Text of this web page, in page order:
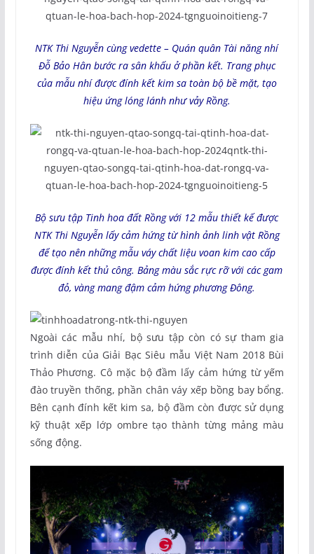
NTK Thi Nguyễn cùng vedette – Quán quân Tài năng nhí
Đỗ Bảo Hân bước ra sân khấu ở phần kết. Trang phục
của mẫu nhí được đính kết kim sa toàn bộ bề mặt, tạo
hiệu ứng lóng lánh như vảy Rồng.
Bộ sưu tập Tinh hoa đất Rồng với 12 mẫu thiết kế được
NTK Thi Nguyễn lấy cảm hứng từ hình ảnh linh vật Rồng
để tạo nên những mẫu váy chất liệu voan kim cao cấp
được đính kết thủ công. Bảng màu sắc rực rỡ với các gam
đỏ, vàng mang đậm cảm hứng phương Đông.
Ngoài các mẫu nhí, bộ sưu tập còn có sự tham gia
trình diễn của Giải Bạc Siêu mẫu Việt Nam 2018 Bùi
Thảo Phương. Cô mặc bộ đầm lấy cảm hứng từ yếm
đào truyền thống, phần chân váy xếp bồng bay bổng.
Bên cạnh đính kết kim sa, bộ đầm còn được sử dụng
kỹ thuật xếp lớp ombre tạo thành từng mảng màu
sống động.